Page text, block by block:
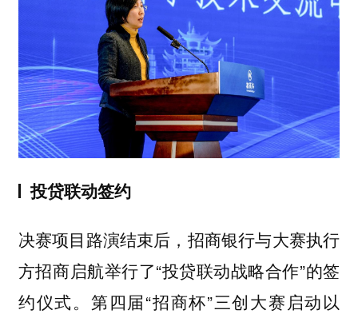
投贷联动签约
决赛项目路演结束后，招商银行与大赛执行
方招商启航举行了“投贷联动战略合作”的签
约仪式。第四届“招商杯”三创大赛启动以